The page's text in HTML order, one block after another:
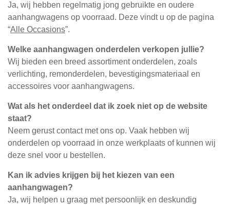
Ja, wij hebben regelmatig jong gebruikte en oudere
aanhangwagens op voorraad. Deze vindt u op de pagina
“Alle Occasions”.
Welke aanhangwagen onderdelen verkopen jullie?
Wij bieden een breed assortiment onderdelen, zoals
verlichting, remonderdelen, bevestigingsmateriaal en
accessoires voor aanhangwagens.
Wat als het onderdeel dat ik zoek niet op de website
staat?
Neem gerust contact met ons op. Vaak hebben wij
onderdelen op voorraad in onze werkplaats of kunnen wij
deze snel voor u bestellen.
Kan ik advies krijgen bij het kiezen van een
aanhangwagen?
Ja, wij helpen u graag met persoonlijk en deskundig